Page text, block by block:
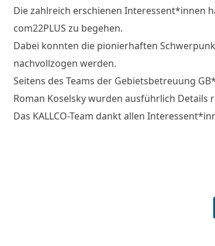
Die zahlreich erschienen Interessent*innen
com22PLUS zu begehen.
Dabei konnten die pionierhaften
nachvollzogen werden.
Seitens des Teams der Gebietsbetreuung
Roman Koselsky wurden ausführlich
Das KALLCO-Team dankt allen